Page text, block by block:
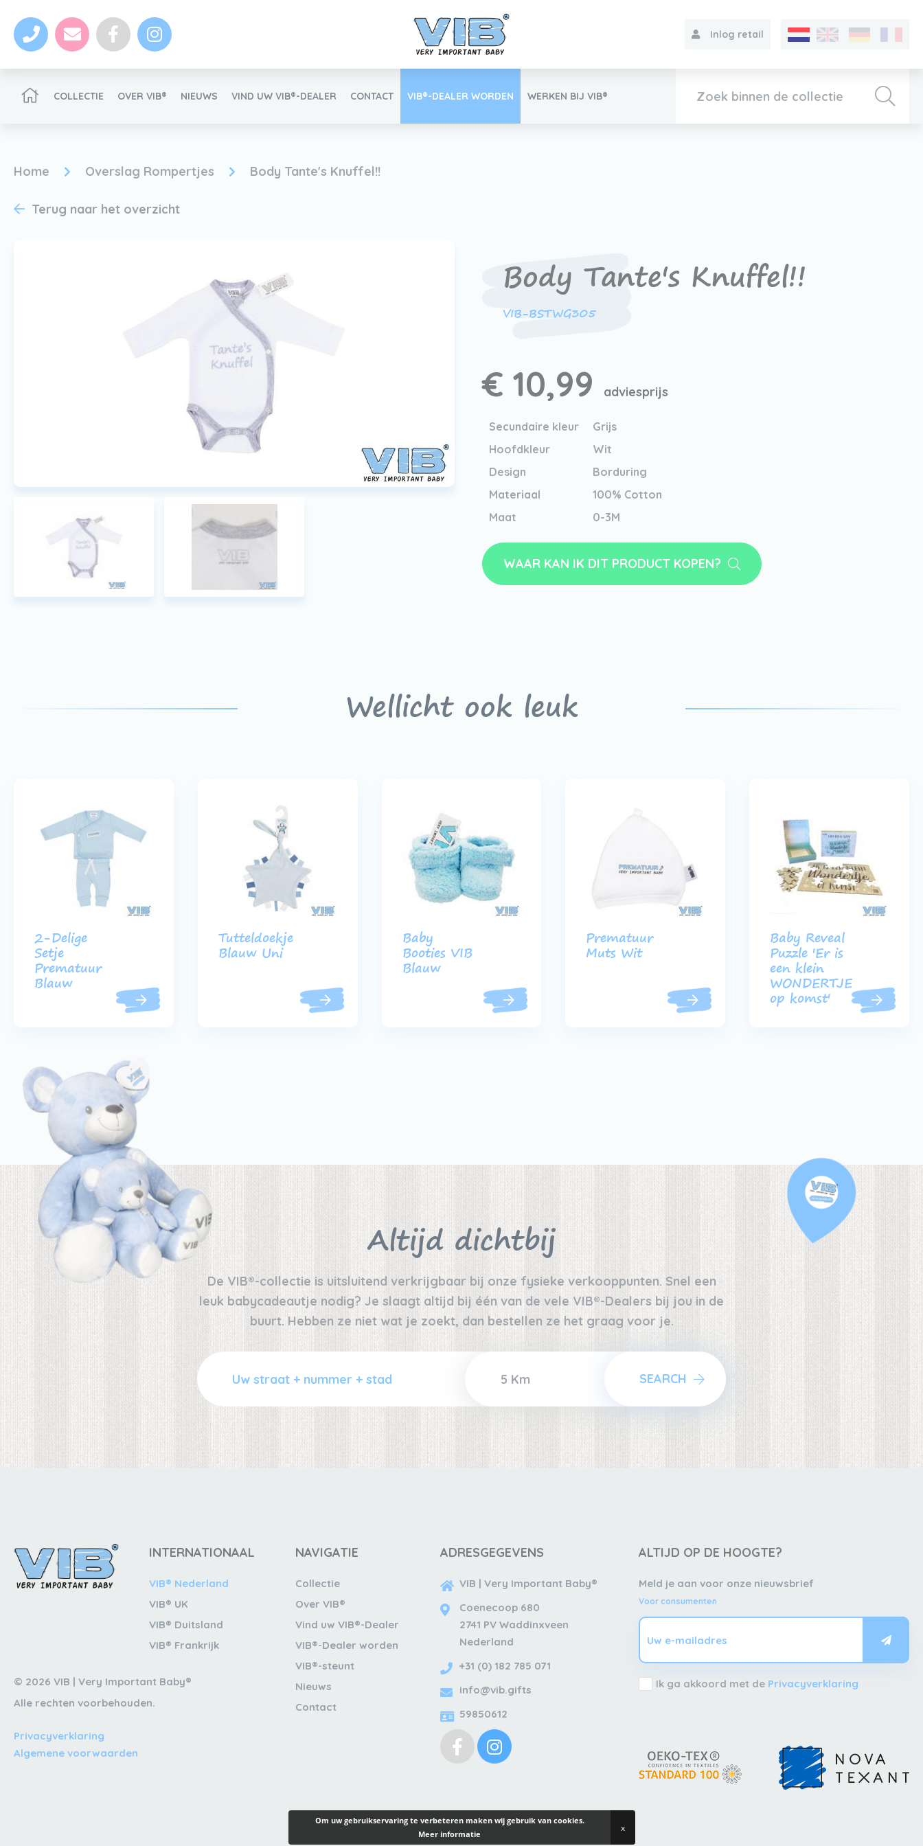
Om uw gebruikservaring te verbeteren maken wij gebruik van cookies.
Meer informatie
x
Inlog retail
VIB®-Dealer worden Inlog retail
COLLECTIE OVER VIB® NIEUWS VIND UW VIB®-DEALER CONTACT VIB®-DEALER WORDEN WERKEN BIJ VIB®
Home Overslag Rompertjes Body Tante's Knuffel!!
Terug naar het overzicht
Body Tante's Knuffel!!
VIB-BSTWG305
€ 10,99 adviesprijs
Secundaire kleur
Grijs
Hoofdkleur
Wit
Design
Borduring
Materiaal
100% Cotton
Maat
0-3M
WAAR KAN IK DIT PRODUCT KOPEN?
Wellicht ook leuk
2-Delige
Setje
Prematuur
Blauw
Tutteldoekje
Blauw Uni
Baby
Booties VIB
Blauw
Prematuur
Muts Wit
Baby Reveal
Puzzle 'Er is
een klein
WONDERTJE
op komst'
Altijd dichtbij
De VIB®-collectie is uitsluitend verkrijgbaar bij onze fysieke verkooppunten. Snel een
leuk babycadeautje nodig? Je slaagt altijd bij één van de vele VIB®-Dealers bij jou in de
buurt. Hebben ze niet wat je zoekt, dan bestellen ze het graag voor je.
SEARCH
INTERNATIONAAL
VIB® Nederland
VIB® UK
VIB® Duitsland
VIB® Frankrijk
© 2026 VIB | Very Important Baby®
Alle rechten voorbehouden.
Privacyverklaring
Algemene voorwaarden
NAVIGATIE
Collectie
Over VIB®
Vind uw VIB®-Dealer
VIB®-Dealer worden
VIB®-steunt
Nieuws
Contact
ADRESGEGEVENS
VIB | Very Important Baby®
Coenecoop 680
2741 PV Waddinxveen
Nederland
+31 (0) 182 785 071
info@vib.gifts
59850612
ALTIJD OP DE HOOGTE?
Meld je aan voor onze nieuwsbrief
Voor consumenten
Ik ga akkoord met de Privacyverklaring